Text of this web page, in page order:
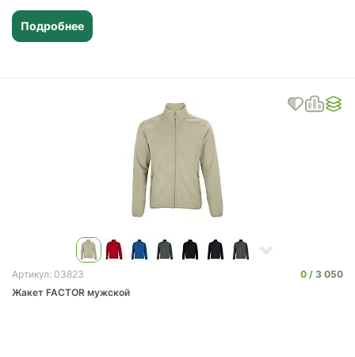
Подробнее
Артикул: 03823 0
3 050
Жакет FACTOR мужской